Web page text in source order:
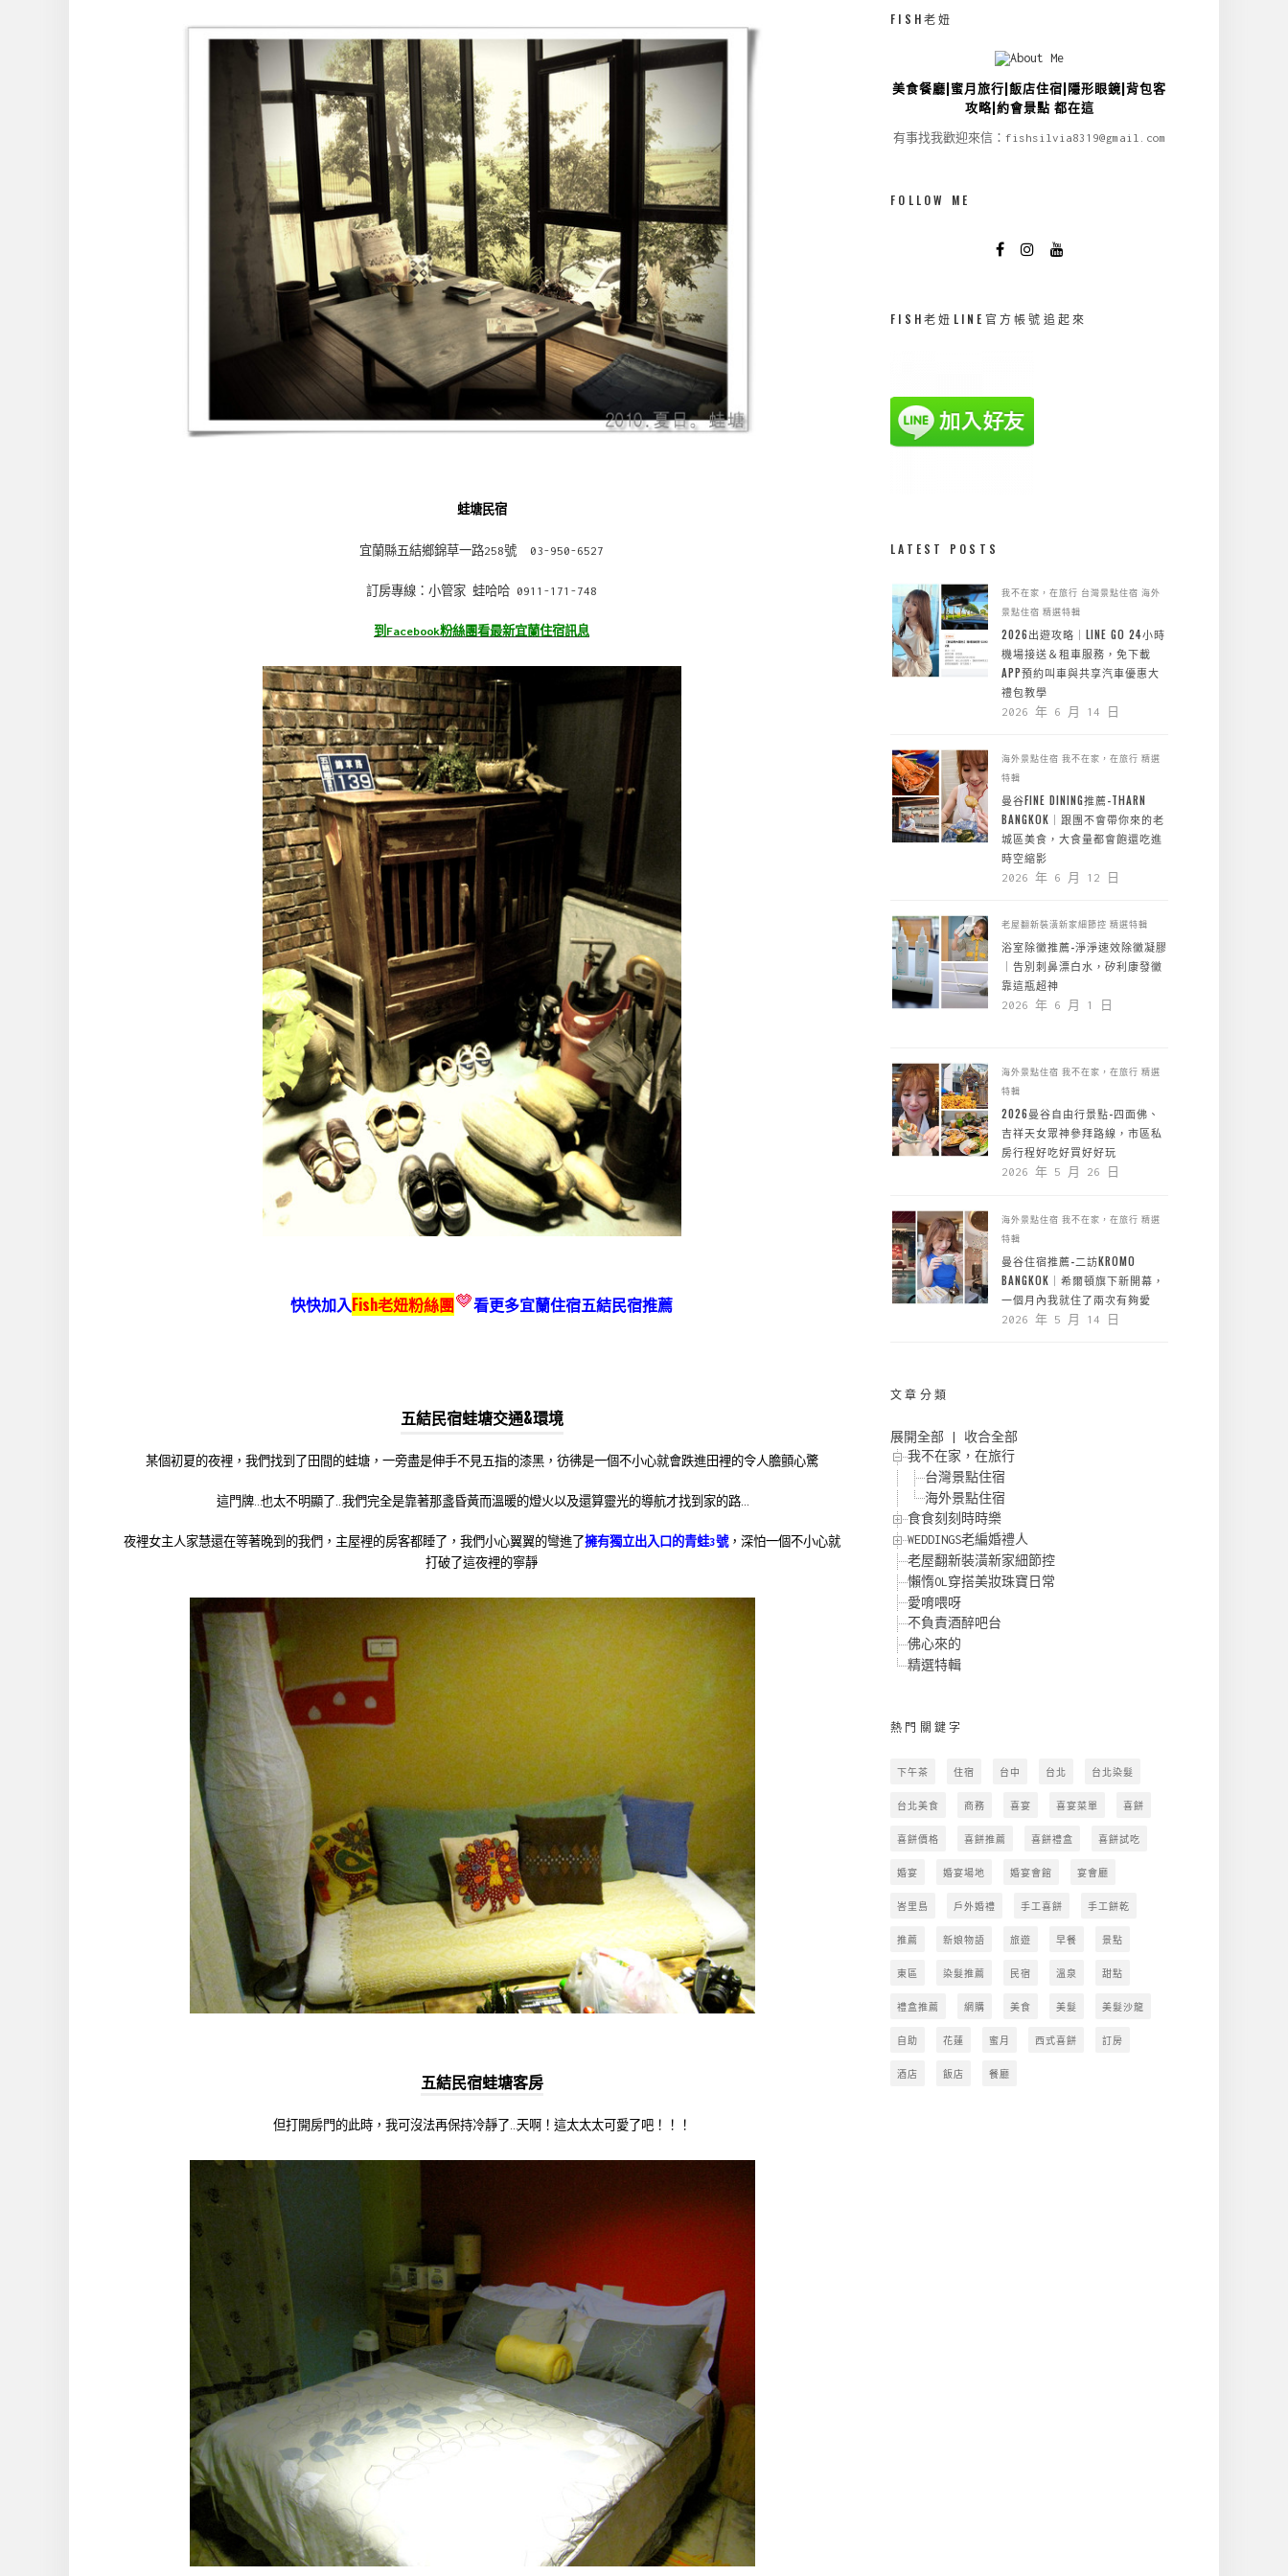
蛙塘民宿
宜蘭縣五結鄉錦草一路258號 03-950-6527
訂房專線：小管家 蛙哈哈 0911-171-748
到Facebook粉絲團看最新宜蘭住宿訊息
快快加入Fish老妞粉絲團 看更多宜蘭住宿五結民宿推薦
五結民宿蛙塘交通&環境
某個初夏的夜裡，我們找到了田間的蛙塘，一旁盡是伸手不見五指的漆黑，彷彿是一個不小心就會跌進田裡的令人膽顫心驚
這門牌…也太不明顯了…我們完全是靠著那盞昏黃而溫暖的燈火以及還算靈光的導航才找到家的路…
夜裡女主人家慧還在等著晚到的我們，主屋裡的房客都睡了，我們小心翼翼的彎進了擁有獨立出入口的青蛙3號，深怕一個不小心就
打破了這夜裡的寧靜
五結民宿蛙塘客房
但打開房門的此時，我可沒法再保持冷靜了…天啊！這太太太可愛了吧！！！
FISH老妞
美食餐廳|蜜月旅行|飯店住宿|隱形眼鏡|背包客
攻略|約會景點 都在這
有事找我歡迎來信：fishsilvia8319@gmail.com
FOLLOW ME
FISH老妞LINE官方帳號追起來
LATEST POSTS
我不在家，在旅行 台灣景點住宿 海外
景點住宿 精選特輯
2026出遊攻略｜LINE GO 24小時
機場接送＆租車服務，免下載
APP預約叫車與共享汽車優惠大
禮包教學
2026 年 6 月 14 日
海外景點住宿 我不在家，在旅行 精選
特輯
曼谷FINE DINING推薦-THARN
BANGKOK｜跟團不會帶你來的老
城區美食，大食量都會飽還吃進
時空縮影
2026 年 6 月 12 日
老屋翻新裝潢新家細節控 精選特輯
浴室除黴推薦-淨淨速效除黴凝膠
｜告別刺鼻漂白水，矽利康發黴
靠這瓶超神
2026 年 6 月 1 日
海外景點住宿 我不在家，在旅行 精選
特輯
2026曼谷自由行景點-四面佛、
吉祥天女眾神參拜路線，市區私
房行程好吃好買好好玩
2026 年 5 月 26 日
海外景點住宿 我不在家，在旅行 精選
特輯
曼谷住宿推薦-二訪KROMO
BANGKOK｜希爾頓旗下新開幕，
一個月內我就住了兩次有夠愛
2026 年 5 月 14 日
文章分類
展開全部
收合全部
我不在家，在旅行
台灣景點住宿
海外景點住宿
食食刻刻時時樂
WEDDINGS老編婚禮人
老屋翻新裝潢新家細節控
懶惰OL穿搭美妝珠寶日常
愛唷喂呀
不負責酒醉吧台
佛心來的
精選特輯
熱門關鍵字
下午茶 住宿 台中 台北 台北染髮
台北美食 商務 喜宴 喜宴菜單 喜餅
喜餅價格 喜餅推薦 喜餅禮盒 喜餅試吃
婚宴 婚宴場地 婚宴會館 宴會廳
峇里島 戶外婚禮 手工喜餅 手工餅乾
推薦 新娘物語 旅遊 早餐 景點
東區 染髮推薦 民宿 溫泉 甜點
禮盒推薦 網購 美食 美髮 美髮沙龍
自助 花蓮 蜜月 西式喜餅 訂房
酒店 飯店 餐廳